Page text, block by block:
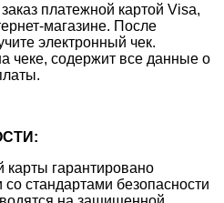
платежной картой Visa,
магазине. После
электронный чек.
чеке, содержит все данные о
гарантировано
стандартами безопасности